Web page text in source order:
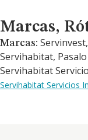
Marcas, Rótulos y
Marcas,
Marcas:
Servihabitat,
Servihabitat
Servihabitat Servicios